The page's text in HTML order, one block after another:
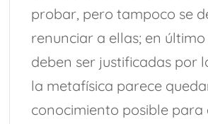
probar, pero tampoco se
renunciar a ellas; en
deben ser justificadas por
la metafísica parece
conocimiento posible para